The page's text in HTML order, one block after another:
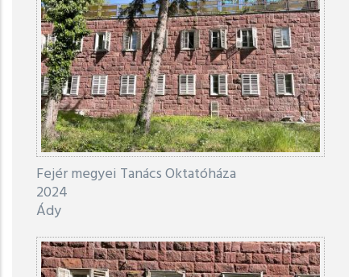
Fejér megyei Tanács Oktatóháza
2024
Ády